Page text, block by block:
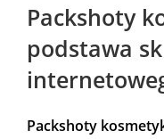
Packshoty
podstawa
Packshoty